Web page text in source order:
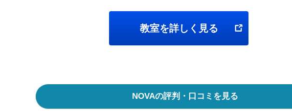
教室を詳しく見る
NOVAの評判・口コミを見る